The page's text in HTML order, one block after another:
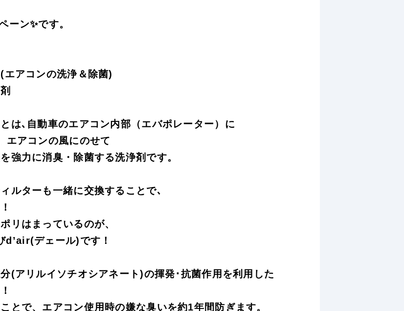
ーン✨です。
アコンの洗浄＆除菌)
は､自動車のエアコン内部（エバポレーター）に
エアコンの風にのせて
強力に消臭・除菌する洗浄剤です。
ルターも一緒に交換することで､
リはまっているのが、
デェール)です！
(アリルイソチオシアネート)の揮発･抗菌作用を利用した
とで、エアコン使用時の嫌な臭いを約1年間防ぎます。